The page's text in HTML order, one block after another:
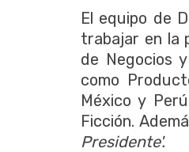
El equipo de
trabajar en la
de Negocios
como
México y
Ficción.
Presidente'.